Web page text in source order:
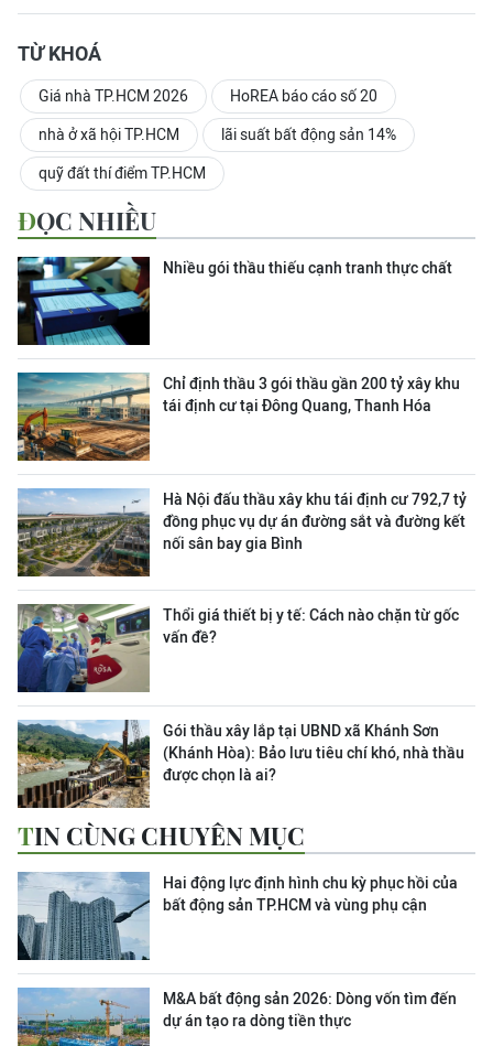
TỪ KHOÁ
Giá nhà TP.HCM 2026 HoREA báo cáo số 20
nhà ở xã hội TP.HCM lãi suất bất động sản 14%
quỹ đất thí điểm TP.HCM
ĐỌC NHIỀU
Nhiều gói thầu thiếu cạnh tranh thực chất
Chỉ định thầu 3 gói thầu gần 200 tỷ xây khu
tái định cư tại Đông Quang, Thanh Hóa
Hà Nội đấu thầu xây khu tái định cư 792,7 tỷ
đồng phục vụ dự án đường sắt và đường kết
nối sân bay gia Bình
Thổi giá thiết bị y tế: Cách nào chặn từ gốc
vấn đề?
Gói thầu xây lắp tại UBND xã Khánh Sơn
(Khánh Hòa): Bảo lưu tiêu chí khó, nhà thầu
được chọn là ai?
TIN CÙNG CHUYÊN MỤC
Hai động lực định hình chu kỳ phục hồi của
bất động sản TP.HCM và vùng phụ cận
M&A bất động sản 2026: Dòng vốn tìm đến
dự án tạo ra dòng tiền thực